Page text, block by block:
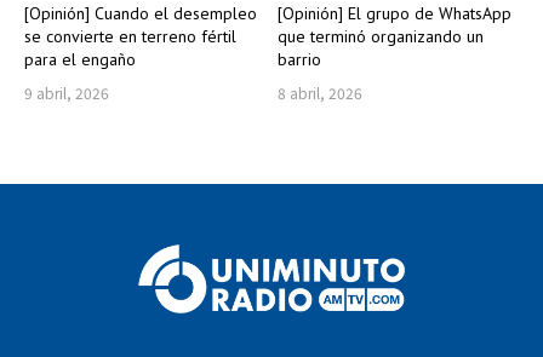
[Opinión] Cuando el desempleo
se convierte en terreno fértil
para el engaño
9 abril, 2026
[Opinión] El grupo de WhatsApp
que terminó organizando un
barrio
8 abril, 2026